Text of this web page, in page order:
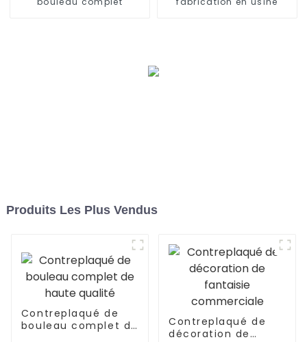
Produits Les Plus Vendus
Contreplaqué de
bouleau complet de
Contreplaqué de
décoration de